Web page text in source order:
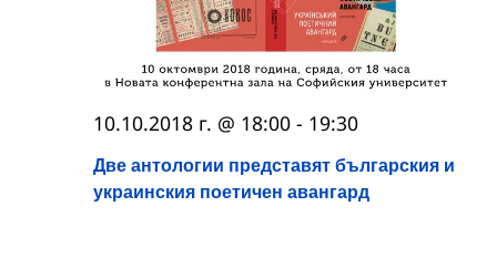
Две антологии представят българския и
украинския поетичен авангард
10.10.2018 г. @ 18:00 - 19:30